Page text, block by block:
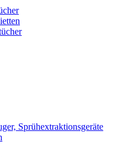
Sprühextraktionsgeräte